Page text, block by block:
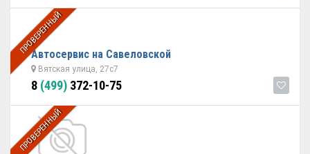
ПРОВЕРЕННЫЙ
Автосервис на Савеловской
Вятская улица, 27с7
8 (499) 372-10-75
ПРОВЕРЕННЫЙ